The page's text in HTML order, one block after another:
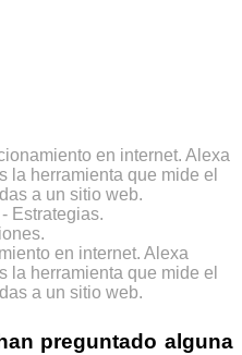
en internet. Alexa
la herramienta que mide el
a un sitio web.
Estrategias.
preguntado alguna